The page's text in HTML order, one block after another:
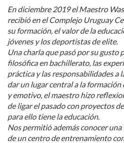
En diciembre 2019 el Maestro
recibió en el Complejo Uruguay
su formación, el valor de la
jóvenes y los deportistas de elite.
Una charla que pasó por su gusto
filosófica en bachillerato, las
práctica y las responsabilidades a
dar un lugar central a la
y emotivo, el maestro hizo
de ligar el pasado con proyectos
para ello tiene la educación.
Nos permitió además conocer
de un centro de entrenamiento